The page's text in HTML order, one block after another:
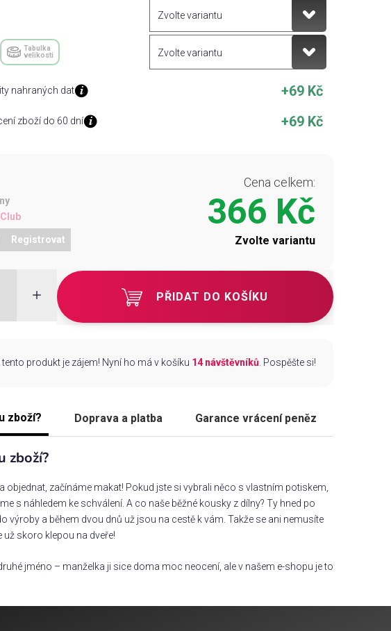
Tabulka
velikostí
nahraných dat +69 Kč
zboží do 60 dní +69 Kč
Registrovat
Cena celkem:
366 Kč
Zvolte variantu
PŘIDAT DO KOŠÍKU
tento produkt je zájem! Nyní ho má v košíku 14 návštěvníků. Pospěšte si!
zboží? Doprava a platba Garance vrácení peněz
zboží?
objednat, začínáme makat! Pokud jste si vybrali něco s vlastním potiskem,
s náhledem ke schválení. A co naše běžné kousky z dílny? Ty hned po
výroby a během dvou dnů už jsou na cestě k vám. Takže se ani nemusíte
už skoro klepou na dveře!
jméno – manželka ji sice doma moc neocení, ale v našem e-shopu je to